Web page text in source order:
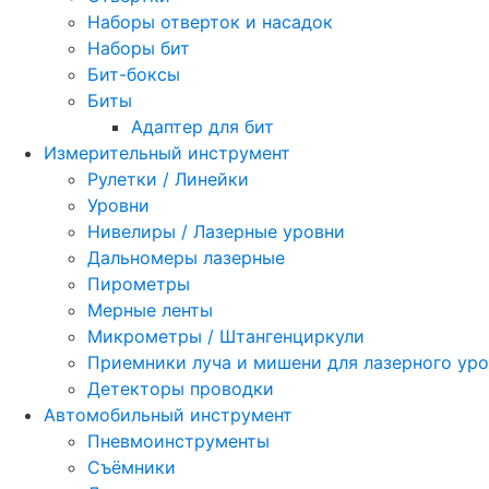
Наборы отверток и насадок
Наборы бит
Бит-боксы
Биты
Адаптер для бит
Измерительный инструмент
Рулетки / Линейки
Уровни
Нивелиры / Лазерные уровни
Дальномеры лазерные
Пирометры
Мерные ленты
Микрометры / Штангенциркули
Приемники луча и мишени для лазерного
Детекторы проводки
Автомобильный инструмент
Пневмоинструменты
Съёмники